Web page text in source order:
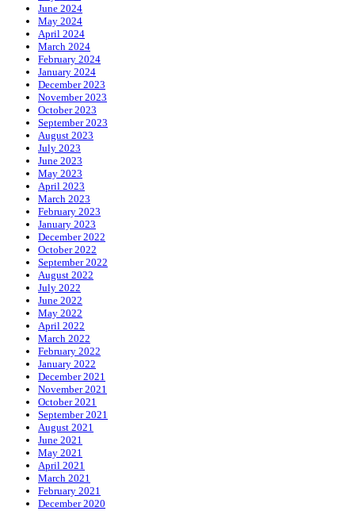
June 2024
May 2024
April 2024
March 2024
February 2024
January 2024
December 2023
November 2023
October 2023
September 2023
August 2023
July 2023
June 2023
May 2023
April 2023
March 2023
February 2023
January 2023
December 2022
October 2022
September 2022
August 2022
July 2022
June 2022
May 2022
April 2022
March 2022
February 2022
January 2022
December 2021
November 2021
October 2021
September 2021
August 2021
June 2021
May 2021
April 2021
March 2021
February 2021
December 2020